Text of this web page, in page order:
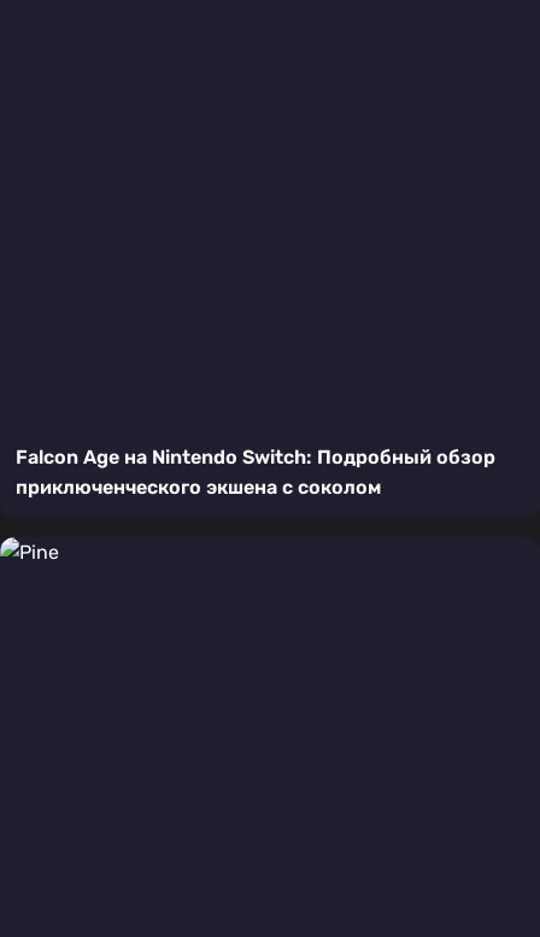
Falcon Age на Nintendo Switch: Подробный обзор
приключенческого экшена с соколом